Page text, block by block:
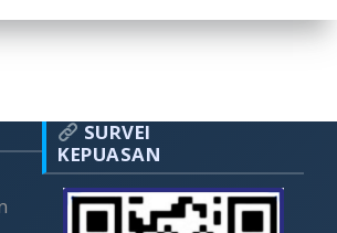
SURVEI
KEPUASAN